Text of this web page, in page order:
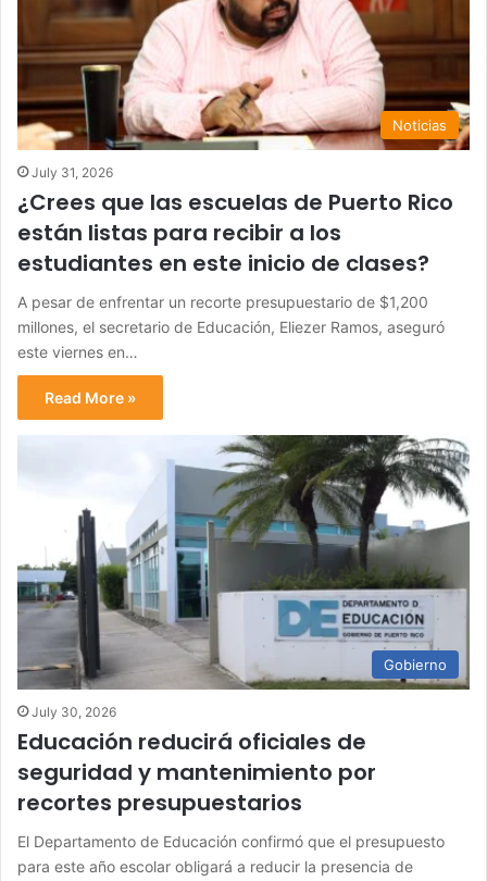
Noticias
July 31, 2026
¿Crees que las escuelas de Puerto Rico
están listas para recibir a los
estudiantes en este inicio de clases?
A pesar de enfrentar un recorte presupuestario de $1,200
millones, el secretario de Educación, Eliezer Ramos, aseguró
este viernes en…
Read More »
Gobierno
July 30, 2026
Educación reducirá oficiales de
seguridad y mantenimiento por
recortes presupuestarios
El Departamento de Educación confirmó que el presupuesto
para este año escolar obligará a reducir la presencia de